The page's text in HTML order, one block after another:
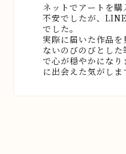
ネットでアートを
不安でしたが、
でした。
実際に届いた作品
ないのびのびとし
で心が穏やかにな
に出会えた気がしま